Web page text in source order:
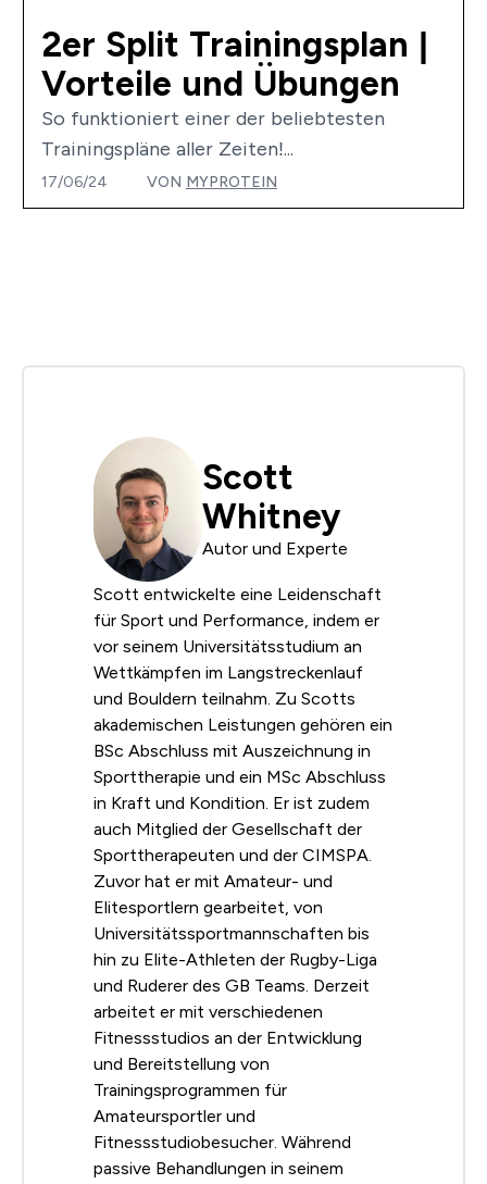
2er Split Trainingsplan |
Vorteile und Übungen
So funktioniert einer der beliebtesten
Trainingspläne aller Zeiten!...
17/06/24 VON MYPROTEIN
Scott
Whitney
Autor und Experte
Scott entwickelte eine Leidenschaft
für Sport und Performance, indem er
vor seinem Universitätsstudium an
Wettkämpfen im Langstreckenlauf
und Bouldern teilnahm. Zu Scotts
akademischen Leistungen gehören ein
BSc Abschluss mit Auszeichnung in
Sporttherapie und ein MSc Abschluss
in Kraft und Kondition. Er ist zudem
auch Mitglied der Gesellschaft der
Sporttherapeuten und der CIMSPA.
Zuvor hat er mit Amateur- und
Elitesportlern gearbeitet, von
Universitätssportmannschaften bis
hin zu Elite-Athleten der Rugby-Liga
und Ruderer des GB Teams. Derzeit
arbeitet er mit verschiedenen
Fitnessstudios an der Entwicklung
und Bereitstellung von
Trainingsprogrammen für
Amateursportler und
Fitnessstudiobesucher. Während
passive Behandlungen in seinem